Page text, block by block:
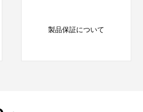
製品保証について